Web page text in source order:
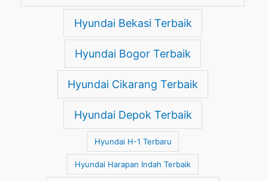
Hyundai Bekasi Terbaik
Hyundai Bogor Terbaik
Hyundai Cikarang Terbaik
Hyundai Depok Terbaik
Hyundai H-1 Terbaru
Hyundai Harapan Indah Terbaik